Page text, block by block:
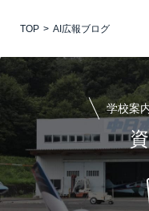
TOP AI広報ブログ
学校案